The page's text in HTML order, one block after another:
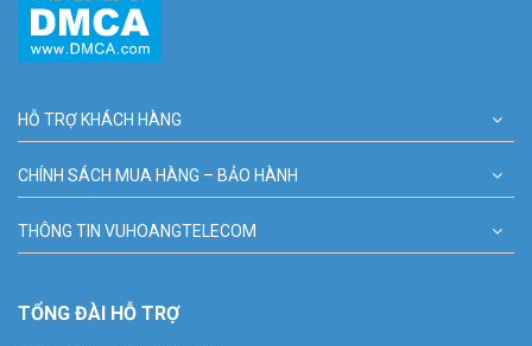
HỖ TRỢ KHÁCH HÀNG
CHÍNH SÁCH MUA HÀNG – BẢO HÀNH
THÔNG TIN VUHOANGTELECOM
TỔNG ĐÀI HỖ TRỢ